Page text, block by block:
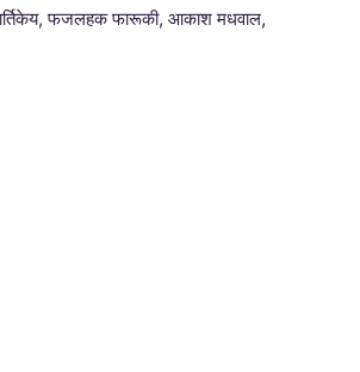
कार्तिकेय, फजलहक फारूकी, आकाश मधवाल,